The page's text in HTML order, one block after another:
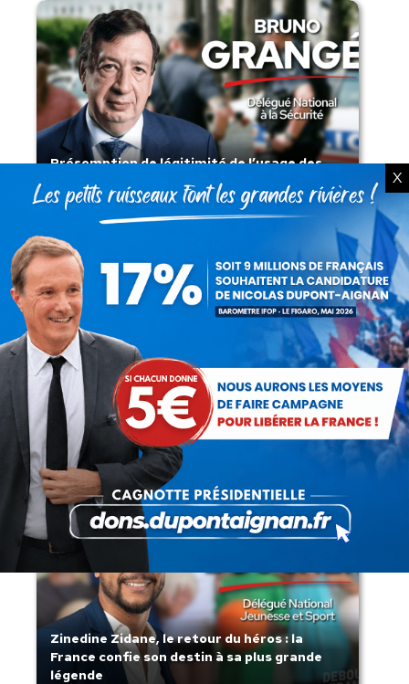
Présomption de légitimité de l’usage des
armes par les forces de l’ordre
Lorsque tout flambe et que l’État
s’affaisse.
Zinedine Zidane, le retour du héros : la
France confie son destin à sa plus grande
légende
X